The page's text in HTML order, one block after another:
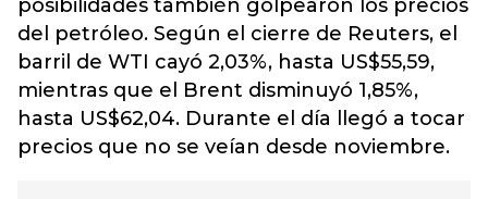
posibilidades también golpearon los precios
del petróleo. Según el cierre de Reuters, el
barril de WTI cayó 2,03%, hasta US$55,59,
mientras que el Brent disminuyó 1,85%,
hasta US$62,04. Durante el día llegó a tocar
precios que no se veían desde noviembre.